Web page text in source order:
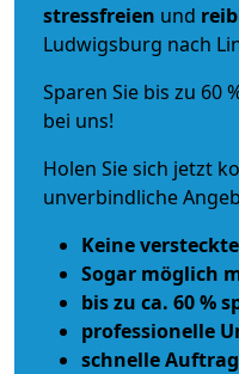
stressfreien und
Ludwigsburg nach
Sparen Sie bis zu 60
bei uns!
Holen Sie sich jetzt
unverbindliche
Keine
Sogar möglich
bis zu ca. 60 %
professionelle
schnelle